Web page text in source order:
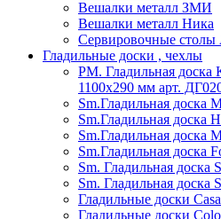
Вешалки металл ЗМИ
Вешалки металл Ника
Сервировочные
Гладильные доски , чехлы
PM. Гладильная
1100х290 мм арт.
Sm.Гладильная доска
Sm.Гладильная доска
Sm.Гладильная доска
Sm.Гладильная доска
Sm. Гладильная
Sm. Гладильная доска
Гладильные доски
Гладильные доски